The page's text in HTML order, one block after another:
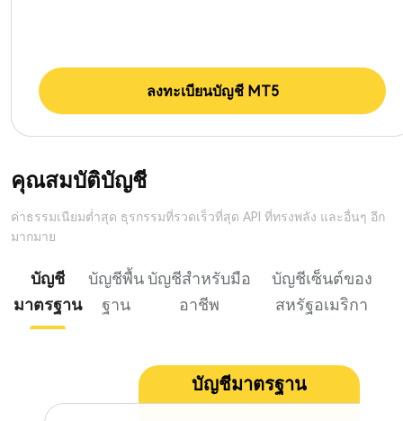
ลงทะเบียนบัญชี MT5
คุณสมบัติบัญชี
ค่าธรรมเนียมต่ำสุด ธุรกรรมที่รวดเร็วที่สุด API ที่ทรงพลัง และอื่นๆ อีก
มากมาย
บัญชี
มาตรฐาน
บัญชีพื้น
ฐาน
บัญชีสำหรับมือ
อาชีพ
บัญชีเซ็นต์ของ
สหรัฐอเมริกา
บัญชีมาตรฐาน